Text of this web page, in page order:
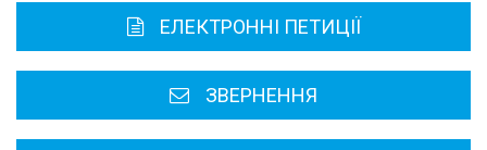
Районні, міські ради
ЕЛЕКТРОННІ ПЕТИЦІЇ
ЗВЕРНЕННЯ